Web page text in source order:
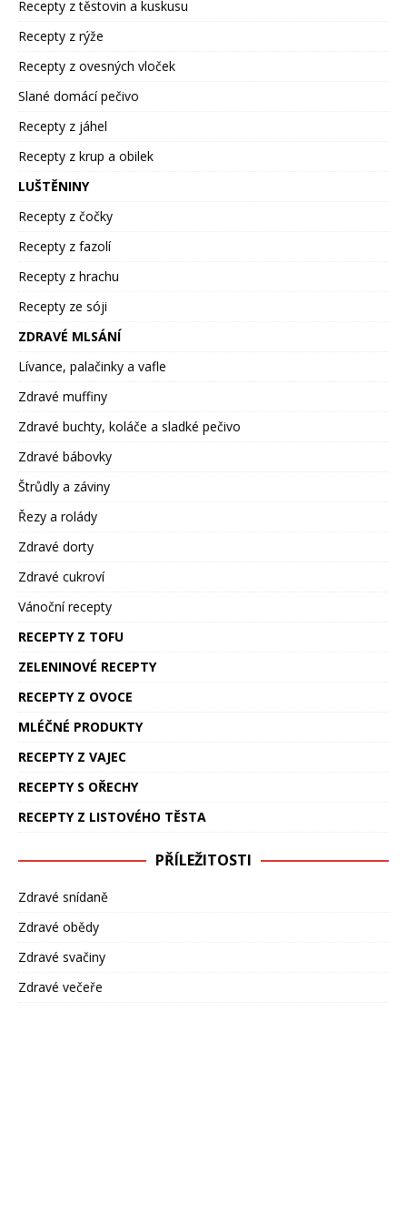
Recepty z těstovin a kuskusu
Recepty z rýže
Recepty z ovesných vloček
Slané domácí pečivo
Recepty z jáhel
Recepty z krup a obilek
LUŠTĚNINY
Recepty z čočky
Recepty z fazolí
Recepty z hrachu
Recepty ze sóji
ZDRAVÉ MLSÁNÍ
Lívance, palačinky a vafle
Zdravé muffiny
Zdravé buchty, koláče a sladké pečivo
Zdravé bábovky
Štrůdly a záviny
Řezy a rolády
Zdravé dorty
Zdravé cukroví
Vánoční recepty
RECEPTY Z TOFU
ZELENINOVÉ RECEPTY
RECEPTY Z OVOCE
MLÉČNÉ PRODUKTY
RECEPTY Z VAJEC
RECEPTY S OŘECHY
RECEPTY Z LISTOVÉHO TĚSTA
PŘÍLEŽITOSTI
Zdravé snídaně
Zdravé obědy
Zdravé svačiny
Zdravé večeře